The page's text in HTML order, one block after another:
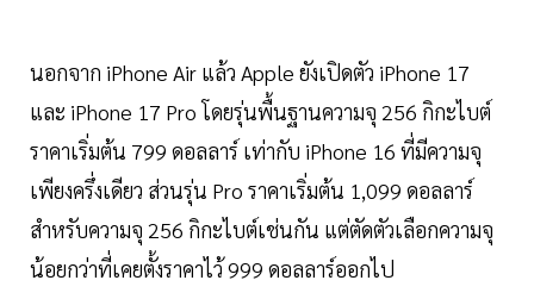
นอกจาก iPhone Air แล้ว Apple ยังเปิดตัว iPhone 17
และ iPhone 17 Pro โดยรุ่นพื้นฐานความจุ 256 กิกะไบต์
ราคาเริ่มต้น 799 ดอลลาร์ เท่ากับ iPhone 16 ที่มีความจุ
เพียงครึ่งเดียว ส่วนรุ่น Pro ราคาเริ่มต้น 1,099 ดอลลาร์
สำหรับความจุ 256 กิกะไบต์เช่นกัน แต่ตัดตัวเลือกความจุ
น้อยกว่าที่เคยตั้งราคาไว้ 999 ดอลลาร์ออกไป